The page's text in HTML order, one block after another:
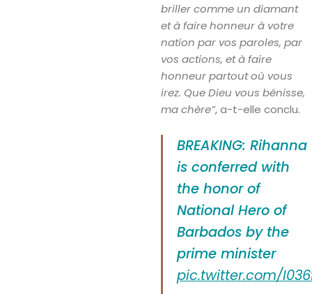
Search
briller comme un diamant
et à faire honneur à votre
nation par vos paroles, par
vos actions, et à faire
honneur partout où vous
irez. Que Dieu vous bénisse,
ma chère”, a-t-elle conclu.
BREAKING: Rihanna
is conferred with
the honor of
National Hero of
Barbados by the
prime minister
pic.twitter.com/